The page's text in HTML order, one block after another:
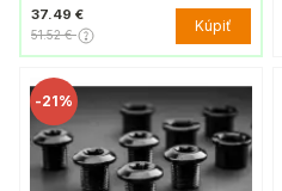
37.49 €
51.52 € Kúpiť
-21%